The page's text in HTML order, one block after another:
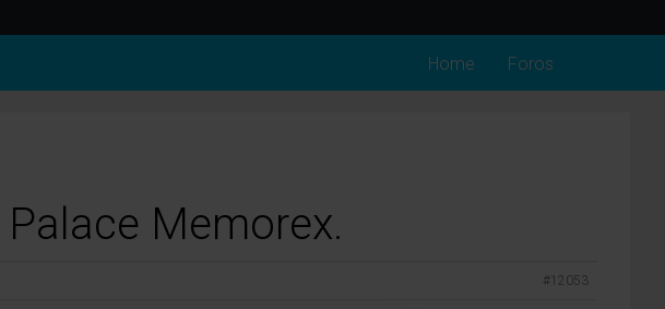
Home Foros
Memorex.
#12053